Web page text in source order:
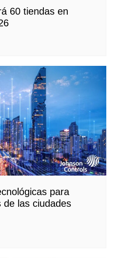
60 tiendas en
para
las ciudades